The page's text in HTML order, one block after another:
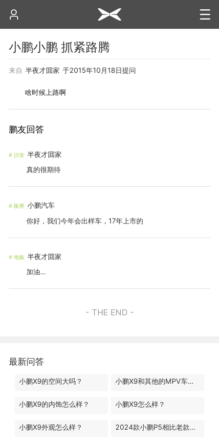
小鹏小鹏 抓紧路腾
来自 半夜才囬家 于2015年10月18日提问
啥时候上路啊
鹏友回答
# 沙发 半夜才囬家
真的很期待
# 板凳 小鹏汽车
你好，我们今年会出样车，17年上市的
# 地板 半夜才囬家
加油…
- THE END -
最新问答
小鹏X9的空间大吗？ 小鹏X9和其他的MPV车型有什么区别？
小鹏X9的内饰怎么样？ 小鹏X9怎么样？
小鹏X9外观怎么样？ 2024款小鹏P5相比老款升级了哪些地方？